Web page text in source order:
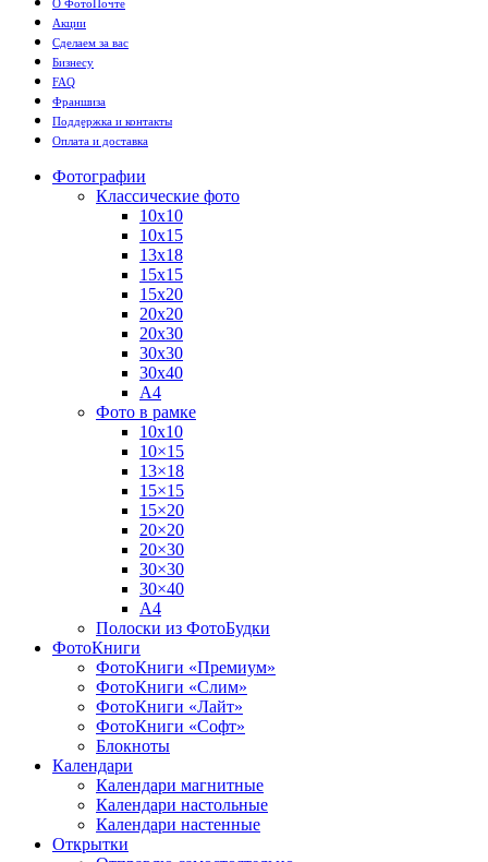
О ФотоПочте
Акции
Сделаем за вас
Бизнесу
FAQ
Франшиза
Поддержка и контакты
Оплата и доставка
Фотографии
Классические фото
10х10
10х15
13х18
15х15
15х20
20х20
20х30
30х30
30х40
А4
Фото в рамке
10х10
10×15
13×18
15×15
15×20
20×20
20×30
30×30
30×40
A4
Полоски из ФотоБудки
ФотоКниги
ФотоКниги «Премиум»
ФотоКниги «Слим»
ФотоКниги «Лайт»
ФотоКниги «Софт»
Блокноты
Календари
Календари магнитные
Календари настольные
Календари настенные
Открытки